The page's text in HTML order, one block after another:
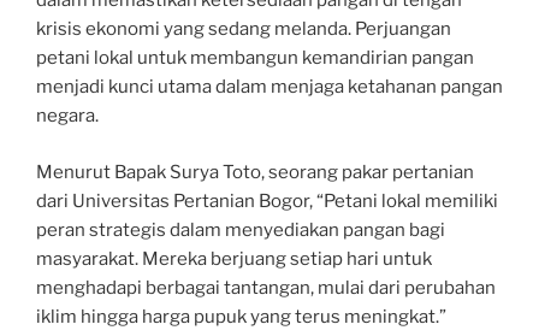
krisis ekonomi yang sedang melanda. Perjuangan
petani lokal untuk membangun kemandirian pangan
menjadi kunci utama dalam menjaga ketahanan pangan
negara.
Menurut Bapak Surya Toto, seorang pakar pertanian
dari Universitas Pertanian Bogor, “Petani lokal memiliki
peran strategis dalam menyediakan pangan bagi
masyarakat. Mereka berjuang setiap hari untuk
menghadapi berbagai tantangan, mulai dari perubahan
iklim hingga harga pupuk yang terus meningkat.”